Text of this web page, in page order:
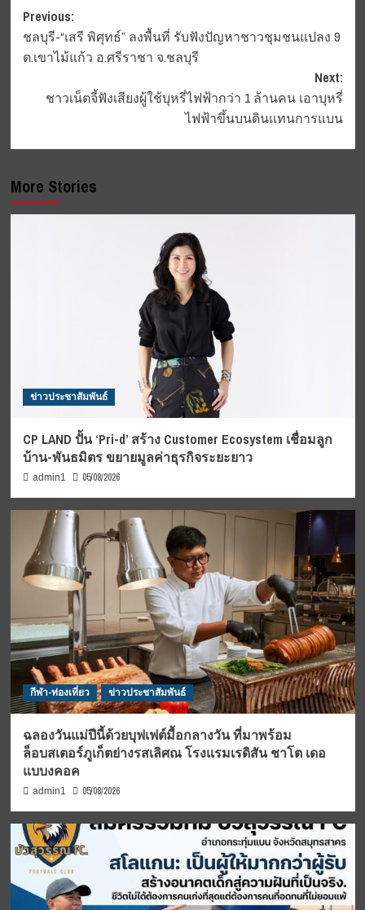
Post
navigation
Previous:
ชลบุรี-“เสรี พิศุทธ์” ลงพื้นที่ รับฟังปัญหาชาวชุมชนแปลง 9
ต.เขาไม้แก้ว อ.ศรีราชา จ.ชลบุรี
Next:
ชาวเน็ตจี้ฟังเสียงผู้ใช้บุหรี่ไฟฟ้ากว่า 1 ล้านคน เอาบุหรี่
ไฟฟ้าขึ้นบนดินแทนการแบน
More Stories
ข่าวประชาสัมพันธ์
CP LAND ปั้น ‘Pri-d’ สร้าง Customer Ecosystem เชื่อมลูก
บ้าน-พันธมิตร ขยายมูลค่าธุรกิจระยะยาว
admin1 05/08/2026
กีฬา-ท่องเที่ยว ข่าวประชาสัมพันธ์
ฉลองวันแม่ปีนี้ด้วยบุฟเฟต์มื้อกลางวัน ที่มาพร้อม
ล็อบสเตอร์ภูเก็ตย่างรสเลิศณ โรงแรมเรดิสัน ชาโต เดอ
แบบงคอค
admin1 05/08/2026